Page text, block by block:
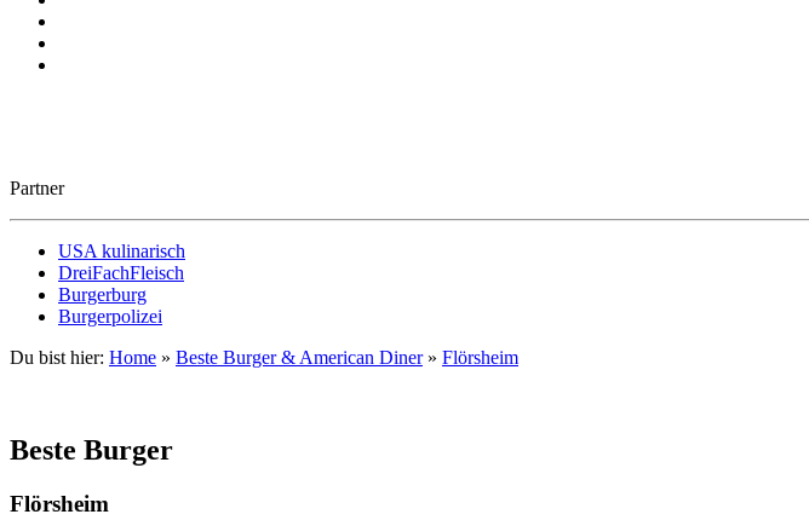
Partner
USA kulinarisch
DreiFachFleisch
Burgerburg
Burgerpolizei
Du bist hier: Home » Beste Burger & American Diner» Flörsheim
Beste Burger
Flörsheim